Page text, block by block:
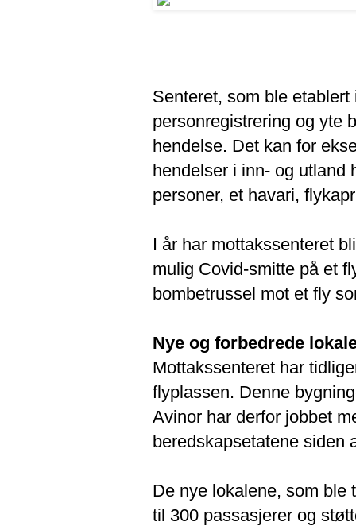
Senteret, som ble
personregistrering og yte
hendelse. Det kan for
hendelser i inn- og utland
personer, et havari,
I år har mottakssenteret
mulig Covid-smitte på et
bombetrussel mot et fly
Nye og forbedrede
Mottakssenteret har
flyplassen. Denne
Avinor har derfor jobbet
beredskapsetatene siden
De nye lokalene, som ble
til 300 passasjerer og